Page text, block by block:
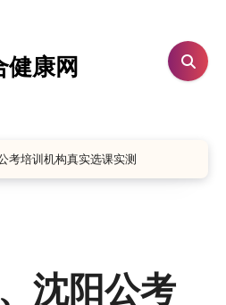
健康网
考培训机构真实选课实测
沈阳公考